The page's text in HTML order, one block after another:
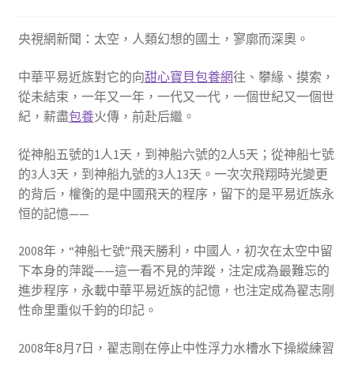
央視網新聞：太空，人類幻想的國土，寥廓而深奧。
中華平易近族對它的向甜心寶貝包養網往、攀緣、摸索，
從未結束，一年又一年，一代又一代，一個世紀又一個世
紀，薪盡包養火傳，前赴后繼。
從神船五號的1人1天，到神船六號的2人5天；從神船七號
的3人3天，到神船九號的3人13天。一次次飛翔時光變更
的背后，權衡的是中國飛天的程序，留下的是平易近族永
恒的記憶——
2008年，“神船七號”飛天勝利，中國人，初次在太空中留
下本身的萍蹤——這一看不見的萍蹤，注定成為最難忘的
進步程序，永載中華平易近族的記憶，也注定成為翟志剛
性命里重似千鈞的印記。
2008年8月7日，翟志剛在停止中性浮力水槽水下操縱練習